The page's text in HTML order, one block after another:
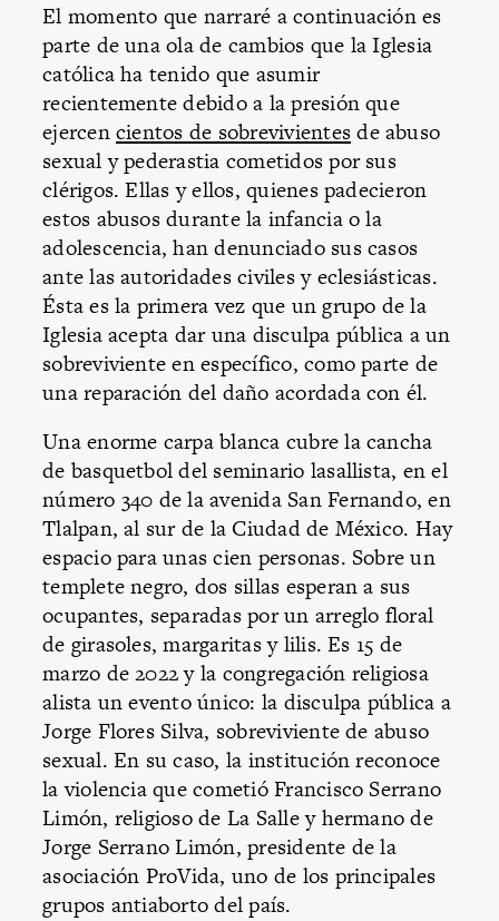
El momento que narraré a continuación es
parte de una ola de cambios que la Iglesia
católica ha tenido que asumir
recientemente debido a la presión que
ejercencientos de sobrevivientesde abuso
sexual y pederastia cometidos por sus
clérigos. Ellas y ellos, quienes padecieron
estos abusos durante la infancia o la
adolescencia, han denunciado sus casos
ante las autoridades civiles y eclesiásticas.
Ésta es la primera vez que un grupo de la
Iglesia acepta dar una disculpa pública a un
sobreviviente en específico, como parte de
una reparación del daño acordada con él.
Una enorme carpa blanca cubre la cancha
de basquetbol del seminario lasallista, en el
número 340 de la avenida San Fernando, en
Tlalpan, al sur de la Ciudad de México. Hay
espacio para unas cien personas. Sobre un
templete negro, dos sillas esperan a sus
ocupantes, separadas por un arreglo floral
de girasoles, margaritas y lilis. Es 15 de
marzo de 2022 y la congregación religiosa
alista un evento único: la disculpa pública a
Jorge Flores Silva, sobreviviente de abuso
sexual. En su caso, la institución reconoce
la violencia que cometió Francisco Serrano
Limón, religioso de La Salle y hermano de
Jorge Serrano Limón, presidente de la
asociación ProVida, uno de los principales
grupos antiaborto del país.